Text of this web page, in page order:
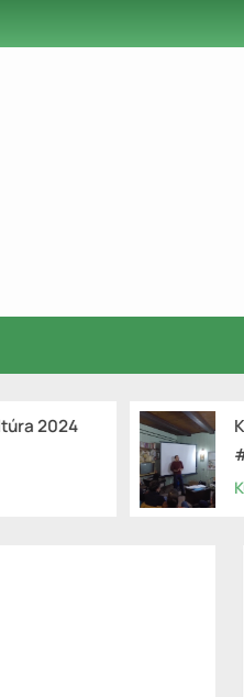
Kocsma / Kultúra 2023